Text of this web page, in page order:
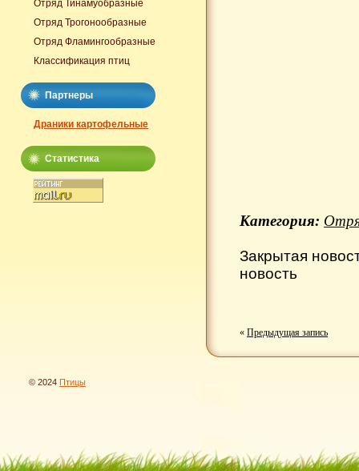
Категория:
Закрытая
новость
« Предыдущая запись
Отряд Тинамуобразные
Отряд Трогонообразные
Отряд Фламингообразные
Классификация птиц
Партнеры
Драники картофельные
Статистика
© 2024 Птицы